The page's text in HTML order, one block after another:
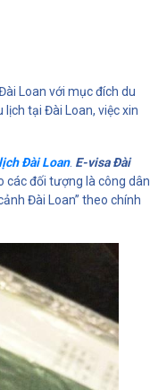
Loan với mục đích du
tại Đài Loan, việc xin
Đài Loan. E-visa Đài
các đối tượng là công dân
Đài Loan” theo chính